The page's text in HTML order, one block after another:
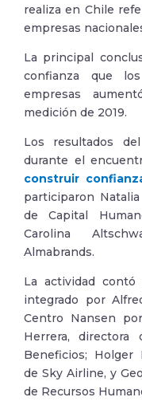
realiza en Chile
empresas
La principal
confianza que
empresas
medición de 2019.
Los resultados
durante el
construir
participaron
de Capital
Carolina
Almabrands.
La actividad
integrado por
Centro Nansen
Herrera, directora
Beneficios; Holger
de Sky Airline, y
de Recursos